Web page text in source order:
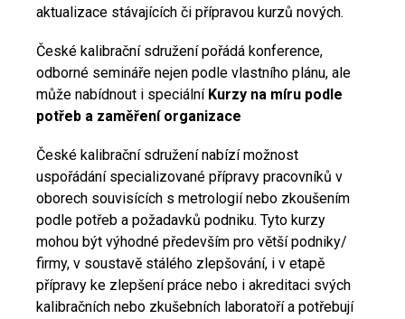
aktualizace stávajících či přípravou kurzů nových.
České kalibrační sdružení pořádá konference,
odborné semináře nejen podle vlastního plánu, ale
může nabídnout i speciální Kurzy na míru podle
potřeb a zaměření organizace
České kalibrační sdružení nabízí možnost
uspořádání specializované přípravy pracovníků v
oborech souvisících s metrologií nebo zkoušením
podle potřeb a požadavků podniku. Tyto kurzy
mohou být výhodné především pro větší podniky/
firmy, v soustavě stálého zlepšování, i v etapě
přípravy ke zlepšení práce nebo i akreditaci svých
kalibračních nebo zkušebních laboratoří a potřebují